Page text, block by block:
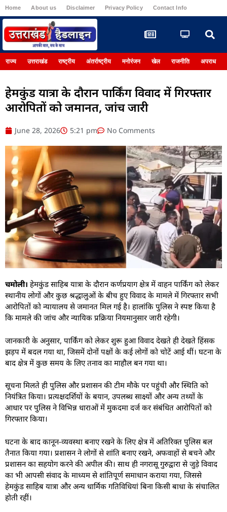
Home About us Disclaimer Privacy Policy Contact Info
राज्य उत्तराखंड राष्ट्रीय अंतर्राष्ट्रीय मनोरंजन खेल राजनीति अपराध
हेमकुंड यात्रा के दौरान पार्किंग विवाद में गिरफ्तार
आरोपितों को जमानत, जांच जारी
June 28, 2026 5:21 pm No Comments
चमोली। हेमकुंड साहिब यात्रा के दौरान कर्णप्रयाग क्षेत्र में वाहन पार्किंग को लेकर
स्थानीय लोगों और कुछ श्रद्धालुओं के बीच हुए विवाद के मामले में गिरफ्तार सभी
आरोपितों को न्यायालय से जमानत मिल गई है। हालांकि पुलिस ने स्पष्ट किया है
कि मामले की जांच और न्यायिक प्रक्रिया नियमानुसार जारी रहेगी।
जानकारी के अनुसार, पार्किंग को लेकर शुरू हुआ विवाद देखते ही देखते हिंसक
झड़प में बदल गया था, जिसमें दोनों पक्षों के कई लोगों को चोटें आई थीं। घटना के
बाद क्षेत्र में कुछ समय के लिए तनाव का माहौल बन गया था।
सूचना मिलते ही पुलिस और प्रशासन की टीम मौके पर पहुंची और स्थिति को
नियंत्रित किया। प्रत्यक्षदर्शियों के बयान, उपलब्ध साक्ष्यों और अन्य तथ्यों के
आधार पर पुलिस ने विभिन्न धाराओं में मुकदमा दर्ज कर संबंधित आरोपितों को
गिरफ्तार किया।
घटना के बाद कानून-व्यवस्था बनाए रखने के लिए क्षेत्र में अतिरिक्त पुलिस बल
तैनात किया गया। प्रशासन ने लोगों से शांति बनाए रखने, अफवाहों से बचने और
प्रशासन का सहयोग करने की अपील की। साथ ही नगरासू गुरुद्वारा से जुड़े विवाद
का भी आपसी संवाद के माध्यम से शांतिपूर्ण समाधान कराया गया, जिससे
हेमकुंड साहिब यात्रा और अन्य धार्मिक गतिविधियां बिना किसी बाधा के संचालित
होती रहीं।